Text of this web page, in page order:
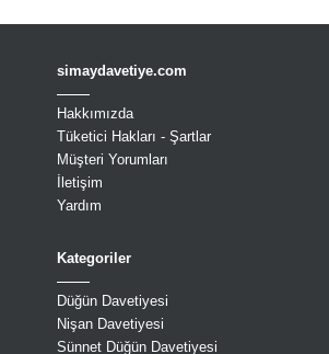
simaydavetiye.com
Hakkımızda
Tüketici Hakları - Şartlar
Müşteri Yorumları
İletişim
Yardım
Kategoriler
Düğün Davetiyesi
Nişan Davetiyesi
Sünnet Düğün Davetiyesi